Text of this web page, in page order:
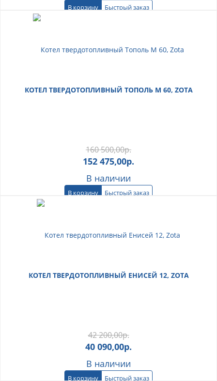
В корзину Быстрый заказ
КОТЕЛ ТВЕРДОТОПЛИВНЫЙ ТОПОЛЬ М 60, ZOTA
160 500,00р.
152 475,00р.
В наличии
В корзину Быстрый заказ
КОТЕЛ ТВЕРДОТОПЛИВНЫЙ ЕНИСЕЙ 12, ZOTA
42 200,00р.
40 090,00р.
В наличии
В корзину Быстрый заказ